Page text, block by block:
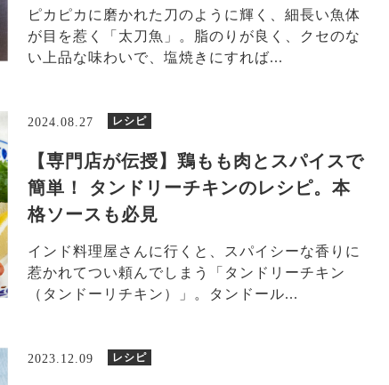
ピカピカに磨かれた刀のように輝く、細長い魚体
が目を惹く「太刀魚」。脂のりが良く、クセのな
い上品な味わいで、塩焼きにすれば...
2024.08.27 レシピ
【専門店が伝授】鶏もも肉とスパイスで
簡単！ タンドリーチキンのレシピ。本
格ソースも必見
インド料理屋さんに行くと、スパイシーな香りに
惹かれてつい頼んでしまう「タンドリーチキン
（タンドーリチキン）」。タンドール...
2023.12.09 レシピ